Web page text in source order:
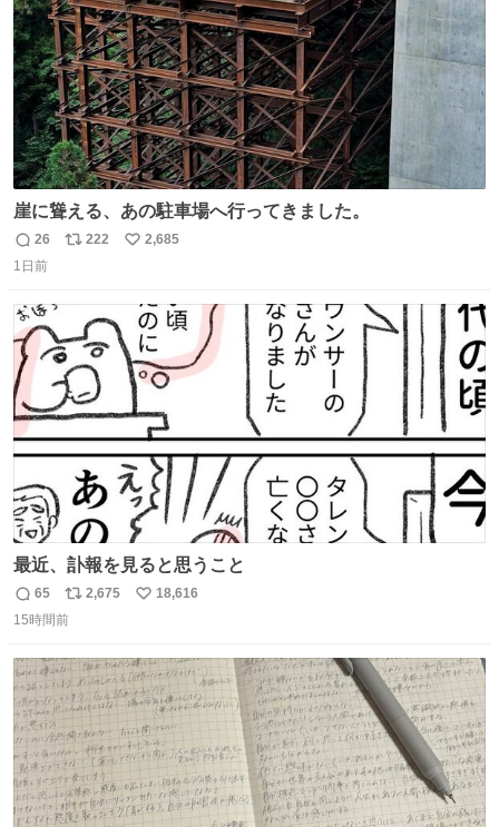
崖に聳える、あの駐車場へ行ってきました。
返
信
26
リ
数
222
い
2,685
1日前
最近、訃報を見ると思うこと
返
信
65
リ
ポ
ト
数
2,675
い
数
18,616
15時間前